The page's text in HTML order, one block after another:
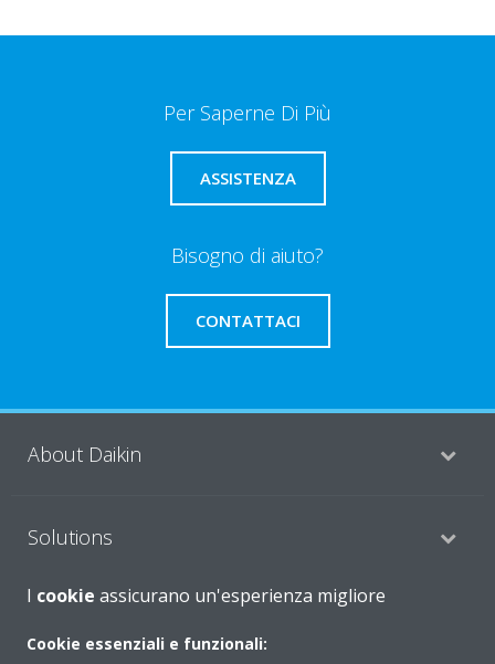
Per Saperne Di Più
ASSISTENZA
Bisogno di aiuto?
CONTATTACI
About Daikin
Solutions
I cookie assicurano un'esperienza migliore
Cookie essenziali e funzionali: